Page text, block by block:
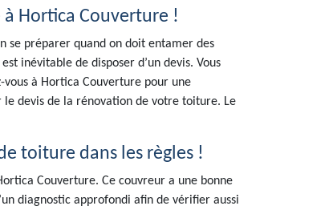
Hortica Couverture !
se préparer quand on doit entamer des
inévitable de disposer d’un devis. Vous
vous à Hortica Couverture pour une
devis de la rénovation de votre toiture. Le
toiture dans les règles !
Couverture. Ce couvreur a une bonne
diagnostic approfondi afin de vérifier aussi